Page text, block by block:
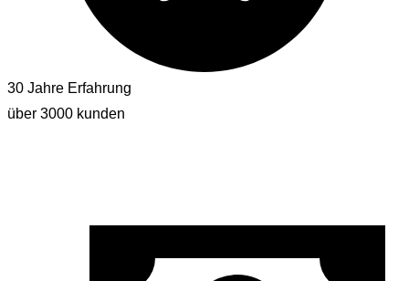
30 Jahre Erfahrung
über 3000 kunden